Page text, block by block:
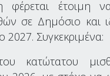
φέρεται έτοιμη
σε Δημόσιο και
2027. Συγκεκριμένα:
κατώτατου